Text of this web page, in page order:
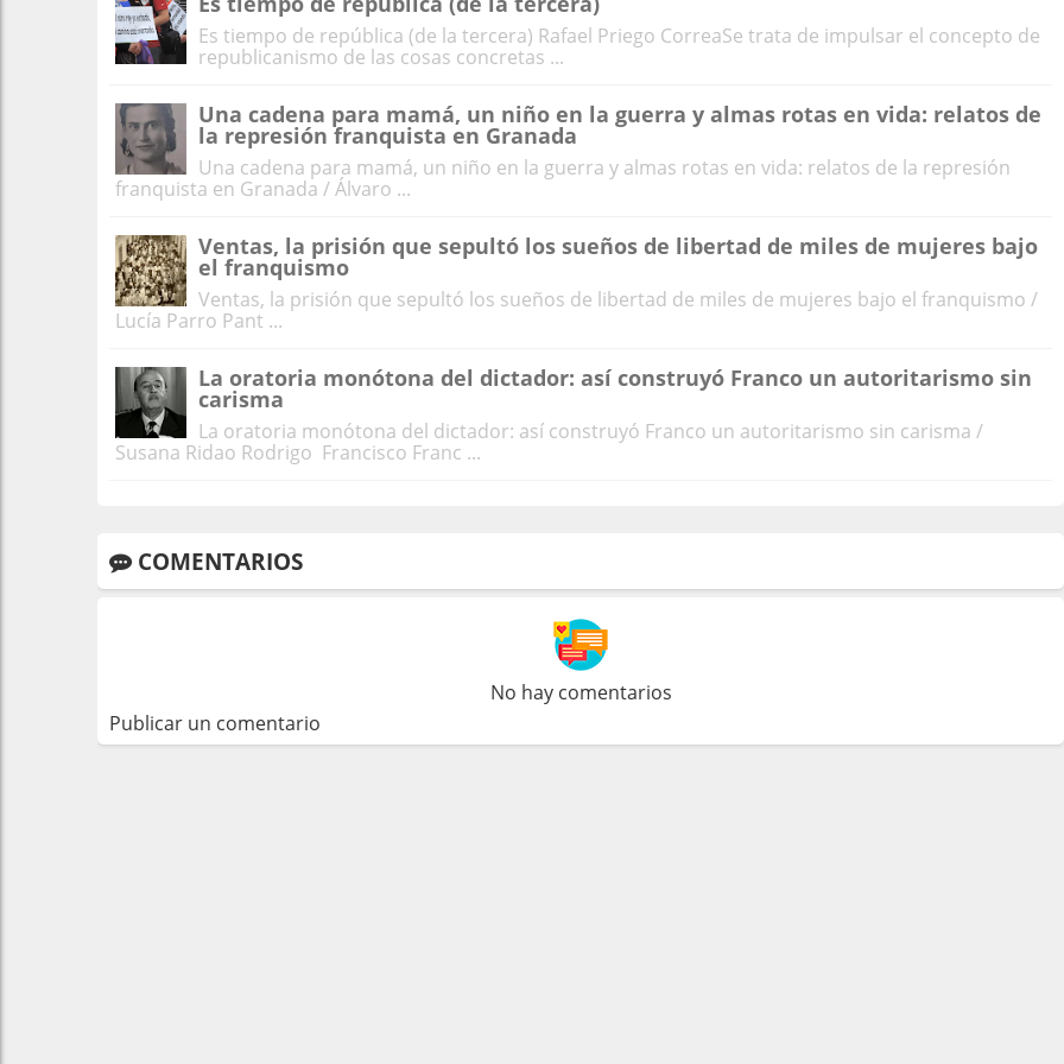
Es tiempo de república (de la tercera) Rafael Priego CorreaSe trata de impulsar el concepto de
republicanismo de las cosas concretas ...
Una cadena para mamá, un niño en la guerra y almas rotas en vida: relatos de
la represión franquista en Granada
Una cadena para mamá, un niño en la guerra y almas rotas en vida: relatos de la represión
franquista en Granada / Álvaro ...
Ventas, la prisión que sepultó los sueños de libertad de miles de mujeres bajo
el franquismo
Ventas, la prisión que sepultó los sueños de libertad de miles de mujeres bajo el franquismo /
Lucía Parro Pant ...
La oratoria monótona del dictador: así construyó Franco un autoritarismo sin
carisma
La oratoria monótona del dictador: así construyó Franco un autoritarismo sin carisma /
Susana Ridao Rodrigo Francisco Franc ...
COMENTARIOS
No hay comentarios
Publicar un comentario